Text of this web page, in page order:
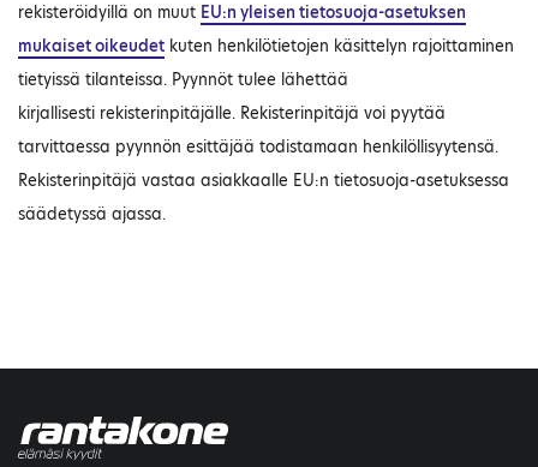
rekisteröidyillä on muut EU:n yleisen tietosuoja-asetuksen
mukaiset oikeudet kuten henkilötietojen käsittelyn rajoittaminen
tietyissä tilanteissa. Pyynnöt tulee lähettää
kirjallisesti rekisterinpitäjälle. Rekisterinpitäjä voi pyytää
tarvittaessa pyynnön esittäjää todistamaan henkilöllisyytensä.
Rekisterinpitäjä vastaa asiakkaalle EU:n tietosuoja-asetuksessa
säädetyssä ajassa.